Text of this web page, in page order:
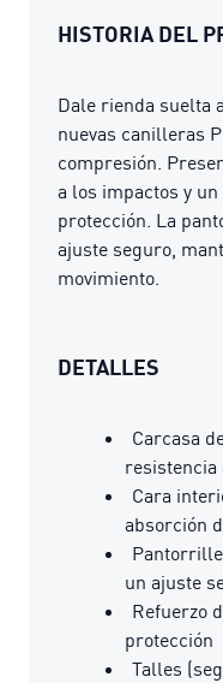
HISTORIA DEL
Dale rienda suelta
nuevas canilleras
compresión.
a los impactos y
protección. La
ajuste seguro,
movimiento.
DETALLES
Carcasa
resistencia
Cara
absorción
un ajuste
Refuerzo
protección
Talles